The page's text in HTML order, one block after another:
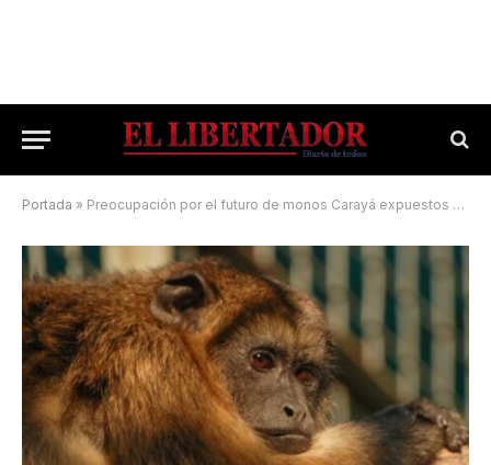
Portada » Preocupación por el futuro de monos Carayá expuestos por la urbanidad